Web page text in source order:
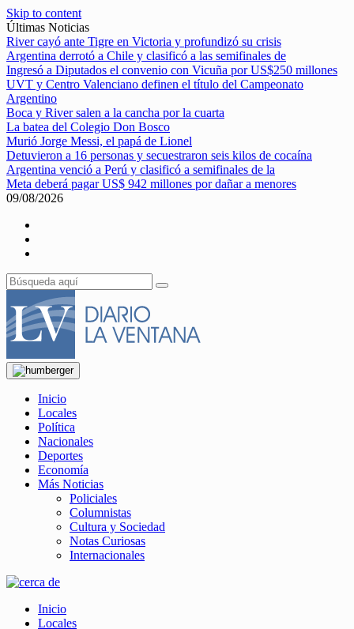
Skip to content
Últimas Noticias
River cayó ante Tigre en Victoria y profundizó su crisis
Argentina derrotó a Chile y clasificó a las semifinales de
Ingresó a Diputados el convenio con Vicuña por US$250 millones
UVT y Centro Valenciano definen el título del Campeonato
Argentino
Boca y River salen a la cancha por la cuarta
La batea del Colegio Don Bosco
Murió Jorge Messi, el papá de Lionel
Detuvieron a 16 personas y secuestraron seis kilos de cocaína
Argentina venció a Perú y clasificó a semifinales de la
Meta deberá pagar US$ 942 millones por dañar a menores
09/08/2026
Inicio
Locales
Política
Nacionales
Deportes
Economía
Más Noticias
Policiales
Columnistas
Cultura y Sociedad
Notas Curiosas
Internacionales
Inicio
Locales